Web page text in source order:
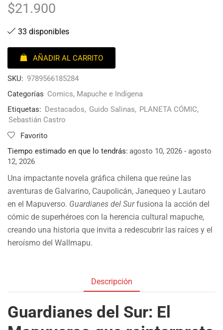
$21.900
33 disponibles
AÑADIR AL CARRITO
SKU: 9789566185284
Categorías Comics, Mapuche e Indígena
Etiquetas: Destacados, Guido Salinas, PLANETA CÓMIC,
Sebastián Castro
Favorito
Tiempo estimado en que lo tendrás: agosto 10, 2026 - agosto
12, 2026
Una impactante novela gráfica chilena que reúne las
aventuras de Galvarino, Caupolicán, Janequeo y Lautaro
en el Mapuverso. Guardianes del Surfusiona la acción del
cómic de superhéroes con la herencia cultural mapuche,
creando una historia que invita a redescubrir las raíces y el
heroísmo del Wallmapu.
Descripción
Guardianes del Sur: El